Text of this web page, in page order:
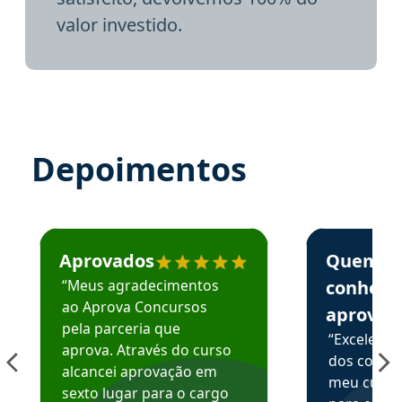
valor investido.
Depoimentos
Estudante José recomenda o Aprova Concursos em
Aprovados
“Meus agradecimentos
ao Aprova Concursos
pela parceria que
aprova. Através do curso
alcancei aprovação em
sexto lugar para o cargo
Estudante
Quem
aprova
dos
meu